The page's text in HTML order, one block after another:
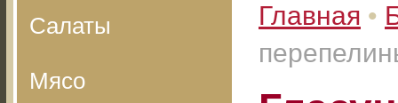
Салаты
Мясо
Главная •